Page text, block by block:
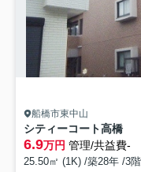
船橋市東中山
シティーコート高橋
6.9万円 管理/共益費-
25.50㎡ (1K) /築28年 /3